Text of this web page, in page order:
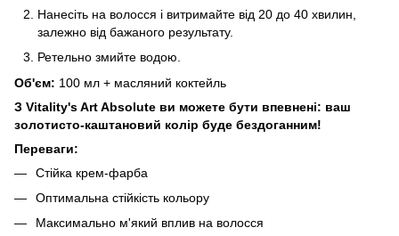
Нанесіть на волосся і витримайте від 20 до 40 хвилин,
залежно від бажаного результату.
Ретельно змийте водою.
Об'єм: 100 мл + масляний коктейль
З Vitality's Art Absolute ви можете бути впевнені: ваш
золотисто-каштановий колір буде бездоганним!
Переваги:
Стійка крем-фарба
Оптимальна стійкість кольору
Максимально м'який вплив на волосся